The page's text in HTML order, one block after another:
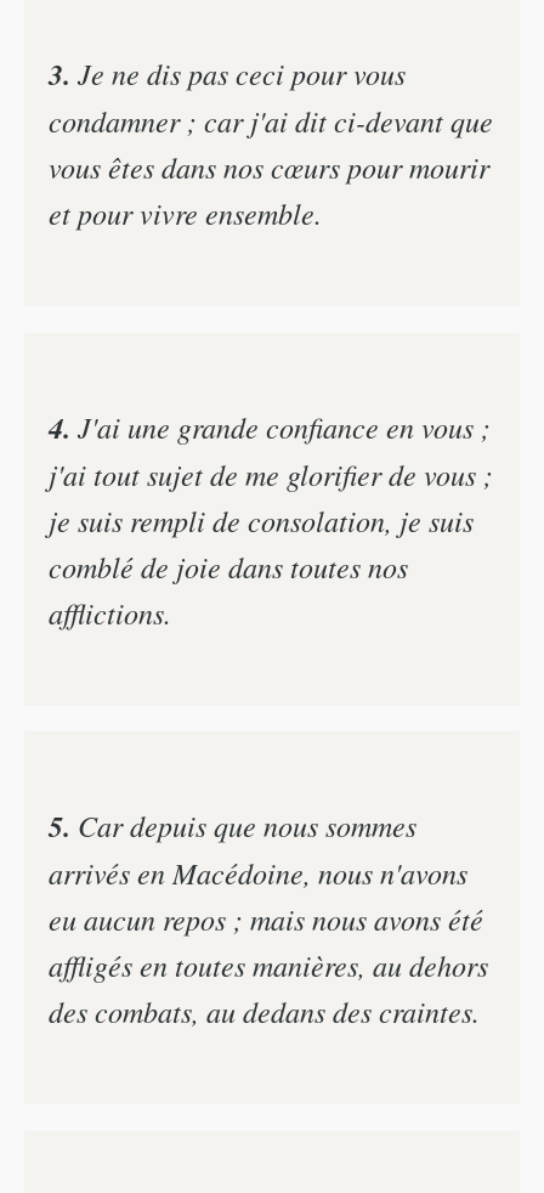
3. Je ne dis pas ceci pour vous
condamner ; car j'ai dit ci-devant que
vous êtes dans nos cœurs pour mourir
et pour vivre ensemble.
4. J'ai une grande confiance en vous ;
j'ai tout sujet de me glorifier de vous ;
je suis rempli de consolation, je suis
comblé de joie dans toutes nos
afflictions.
5. Car depuis que nous sommes
arrivés en Macédoine, nous n'avons
eu aucun repos ; mais nous avons été
affligés en toutes manières, au dehors
des combats, au dedans des craintes.